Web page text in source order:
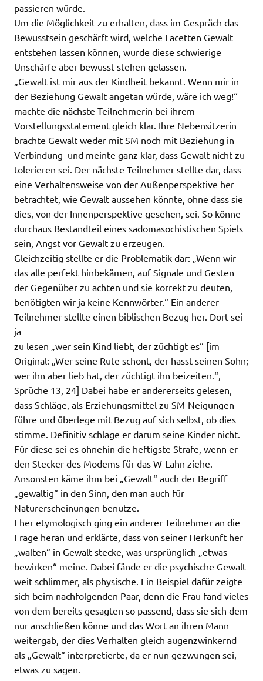
passieren würde.
Um die Möglichkeit zu erhalten, dass im Gespräch das
Bewusstsein geschärft wird, welche Facetten Gewalt
entstehen lassen können, wurde diese schwierige
Unschärfe aber bewusst stehen gelassen.
„Gewalt ist mir aus der Kindheit bekannt. Wenn mir in
der Beziehung Gewalt angetan würde, wäre ich weg!“
machte die nächste Teilnehmerin bei ihrem
Vorstellungsstatement gleich klar. Ihre Nebensitzerin
brachte Gewalt weder mit SM noch mit Beziehung in
Verbindung  und meinte ganz klar, dass Gewalt nicht zu
tolerieren sei. Der nächste Teilnehmer stellte dar, dass
eine Verhaltensweise von der Außenperspektive her
betrachtet, wie Gewalt aussehen könnte, ohne dass sie
dies, von der Innenperspektive gesehen, sei. So könne
durchaus Bestandteil eines sadomasochistischen Spiels
sein, Angst vor Gewalt zu erzeugen.
Gleichzeitig stellte er die Problematik dar: „Wenn wir
das alle perfekt hinbekämen, auf Signale und Gesten
der Gegenüber zu achten und sie korrekt zu deuten,
benötigten wir ja keine Kennwörter.“ Ein anderer
Teilnehmer stellte einen biblischen Bezug her. Dort sei
ja
zu lesen „wer sein Kind liebt, der züchtigt es“ [im
Original: „Wer seine Rute schont, der hasst seinen Sohn;
wer ihn aber lieb hat, der züchtigt ihn beizeiten.“,
Sprüche 13, 24] Dabei habe er andererseits gelesen,
dass Schläge, als Erziehungsmittel zu SM-Neigungen
führe und überlege mit Bezug auf sich selbst, ob dies
stimme. Definitiv schlage er darum seine Kinder nicht.
Für diese sei es ohnehin die heftigste Strafe, wenn er
den Stecker des Modems für das W-Lahn ziehe.
Ansonsten käme ihm bei „Gewalt“ auch der Begriff
„gewaltig“ in den Sinn, den man auch für
Naturerscheinungen benutze.
Eher etymologisch ging ein anderer Teilnehmer an die
Frage heran und erklärte, dass von seiner Herkunft her
„walten“ in Gewalt stecke, was ursprünglich „etwas
bewirken“ meine. Dabei fände er die psychische Gewalt
weit schlimmer, als physische. Ein Beispiel dafür zeigte
sich beim nachfolgenden Paar, denn die Frau fand vieles
von dem bereits gesagten so passend, dass sie sich dem
nur anschließen könne und das Wort an ihren Mann
weitergab, der dies Verhalten gleich augenzwinkernd
als „Gewalt“ interpretierte, da er nun gezwungen sei,
etwas zu sagen.